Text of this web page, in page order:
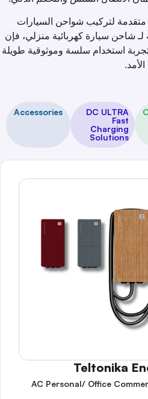
لتركيب شواحن السيارات
شاحن سيارة كهربائية منزلي، فإن
استخدام سلسة وموثوقية طويلة
الأمد.
DC ULTRA
Fast
Charging
Solutions
Accessories
Teltonika
AC Personal/ Office